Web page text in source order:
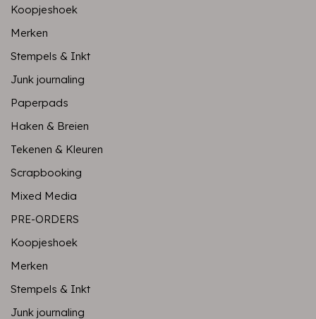
Koopjeshoek
Merken
Stempels & Inkt
Junk journaling
Paperpads
Haken & Breien
Tekenen & Kleuren
Scrapbooking
Mixed Media
PRE-ORDERS
Koopjeshoek
Merken
Stempels & Inkt
Junk journaling